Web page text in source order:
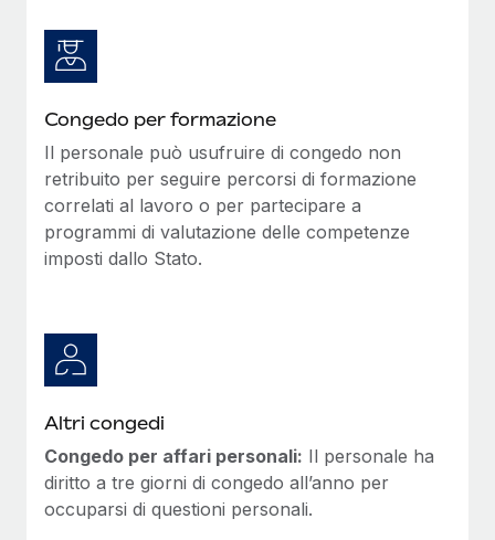
Congedo per formazione
Il personale può usufruire di congedo non
retribuito per seguire percorsi di formazione
correlati al lavoro o per partecipare a
programmi di valutazione delle competenze
imposti dallo Stato.
Altri congedi
Congedo per affari personali: Il personale ha
diritto a tre giorni di congedo all’anno per
occuparsi di questioni personali.